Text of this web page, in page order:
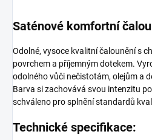
Saténové komfortní
Odolné, vysoce kvalitní čalounění s
povrchem a příjemným dotekem.
odolného vůči nečistotám, olejům a
Barva si zachovává svou intenzitu
schváleno pro splnění standardů
Technické specifikace: